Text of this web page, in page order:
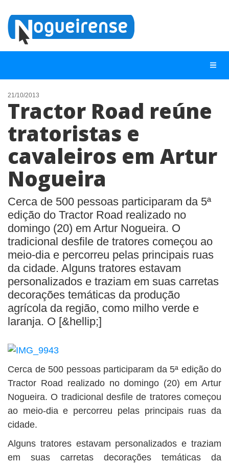
NOTÍCIAS
LISTA DIGITAL
TELEFONES ÚTEIS
CONTATO
ANUNCIE
21/10/2013
Tractor Road reúne
tratoristas e
cavaleiros em Artur
Nogueira
Cerca de 500 pessoas participaram da 5ª
edição do Tractor Road realizado no
domingo (20) em Artur Nogueira. O
tradicional desfile de tratores começou ao
meio-dia e percorreu pelas principais ruas
da cidade. Alguns tratores estavam
personalizados e traziam em suas carretas
decorações temáticas da produção
agrícola da região, como milho verde e
laranja. O [&hellip;]
Cerca de 500 pessoas participaram da 5ª edição do
Tractor Road realizado no domingo (20) em Artur
Nogueira. O tradicional desfile de tratores começou
ao meio-dia e percorreu pelas principais ruas da
cidade.
Alguns tratores estavam personalizados e traziam
em suas carretas decorações temáticas da